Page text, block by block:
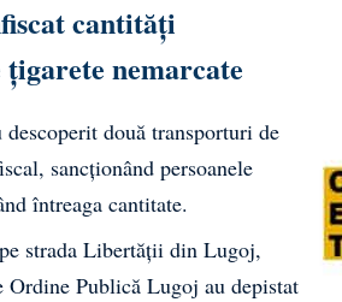
cantități
nemarcate
două transporturi de
sancționând persoanele
întreaga cantitate.
strada Libertății din Lugoj,
Publică Lugoj au depistat